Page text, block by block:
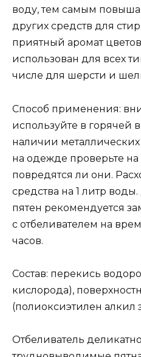
воду, тем самым
других средств для
приятный аромат
использован для всех
числе для шерсти и
Способ применения:
используйте в горячей
наличии
на одежде проверьте
повредятся ли они.
средства на 1 литр
пятен рекомендуется
с отбеливателем на
часов.
Состав: перекись
кислорода),
(полиоксиэтилен алкил
Отбеливатель